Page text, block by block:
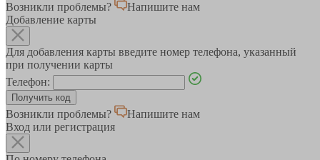
Возникли проблемы?
Напишите нам
Добавление карты
Для добавления карты введите номер телефона, указанный
при получении карты
Телефон:
Возникли проблемы?
Напишите нам
Вход или регистрация